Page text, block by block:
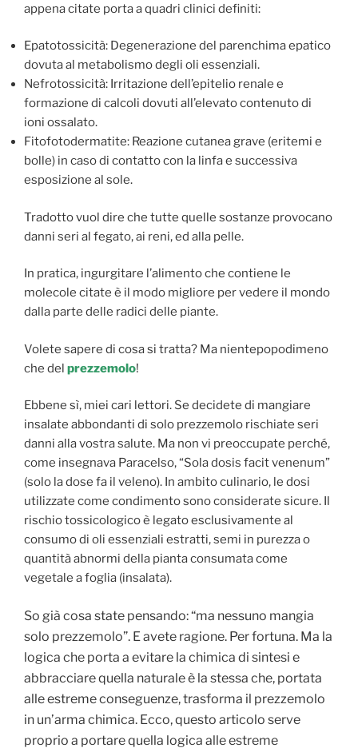
appena citate porta a quadri clinici definiti:
Epatotossicità: Degenerazione del parenchima epatico
dovuta al metabolismo degli oli essenziali.
Nefrotossicità: Irritazione dell’epitelio renale e
formazione di calcoli dovuti all’elevato contenuto di
ioni ossalato.
Fitofotodermatite: Reazione cutanea grave (eritemi e
bolle) in caso di contatto con la linfa e successiva
esposizione al sole.
Tradotto vuol dire che tutte quelle sostanze provocano
danni seri al fegato, ai reni, ed alla pelle.
In pratica, ingurgitare l’alimento che contiene le
molecole citate è il modo migliore per vedere il mondo
dalla parte delle radici delle piante.
Volete sapere di cosa si tratta? Ma nientepopodimeno
che del prezzemolo!
Ebbene sì, miei cari lettori. Se decidete di mangiare
insalate abbondanti di solo prezzemolo rischiate seri
danni alla vostra salute. Ma non vi preoccupate perché,
come insegnava Paracelso, “Sola dosis facit venenum”
(solo la dose fa il veleno). In ambito culinario, le dosi
utilizzate come condimento sono considerate sicure. Il
rischio tossicologico è legato esclusivamente al
consumo di oli essenziali estratti, semi in purezza o
quantità abnormi della pianta consumata come
vegetale a foglia (insalata).
So già cosa state pensando: “ma nessuno mangia
solo prezzemolo”. E avete ragione. Per fortuna. Ma la
logica che porta a evitare la chimica di sintesi e
abbracciare quella naturale è la stessa che, portata
alle estreme conseguenze, trasforma il prezzemolo
in un’arma chimica. Ecco, questo articolo serve
proprio a portare quella logica alle estreme